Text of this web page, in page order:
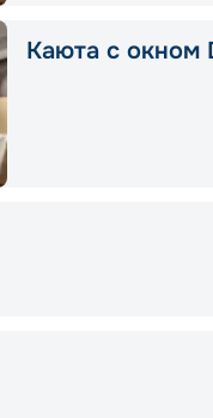
Каюта с окном